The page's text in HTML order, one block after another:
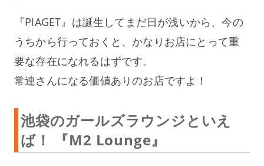
『PIAGET』は誕生してまだ日が浅いから、今の
うちから行っておくと、かなりお店にとって重
要な存在になれるはずです。
常連さんになる価値ありのお店ですよ！
池袋のガールズラウンジといえ
ば！ 『M2 Lounge』